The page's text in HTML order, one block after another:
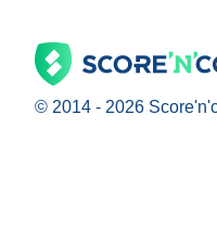
© 2014 - 2026